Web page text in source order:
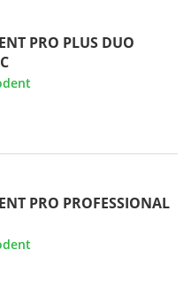
PRO PLUS DUO
PRO PROFESSIONAL